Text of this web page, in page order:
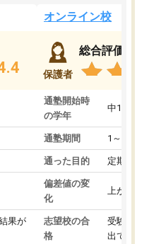
果が
オンライン校
保護者
総合評価
通塾開始時
の学年
中1
通塾期間 1～3ヵ月
通った目的 定期テス
偏差値の変
化
上がった
志望校の合
格
受験して
出ていな